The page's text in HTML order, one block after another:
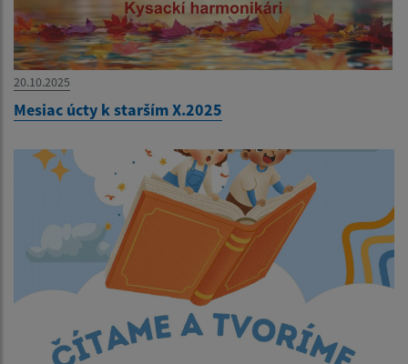
20.10.2025
Mesiac úcty k starším X.2025